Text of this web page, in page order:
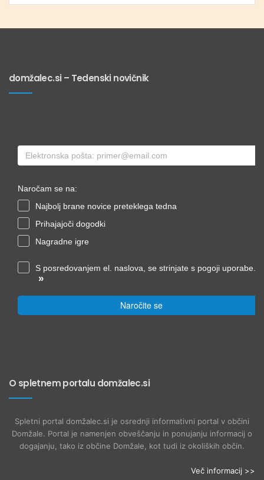
domžalec.si – Tedenski novičnik
Naročam se na:
Najbolj brane novice preteklega tedna
Prihajajoči dogodki
Nagradne igre
S posredovanjem el. naslova, se strinjate s pogoji uporabe.
»
Naročite se
O spletnem portalu domžalec.si
Spletni portal domžalec.si je osrednji informativni portal v občini
Domžale. Portal je namenjen obveščanju in ponujanju informacij o
dogajanju, tako iz občine Domžale, kot tudi iz okoliških občin.
Več informacij >>